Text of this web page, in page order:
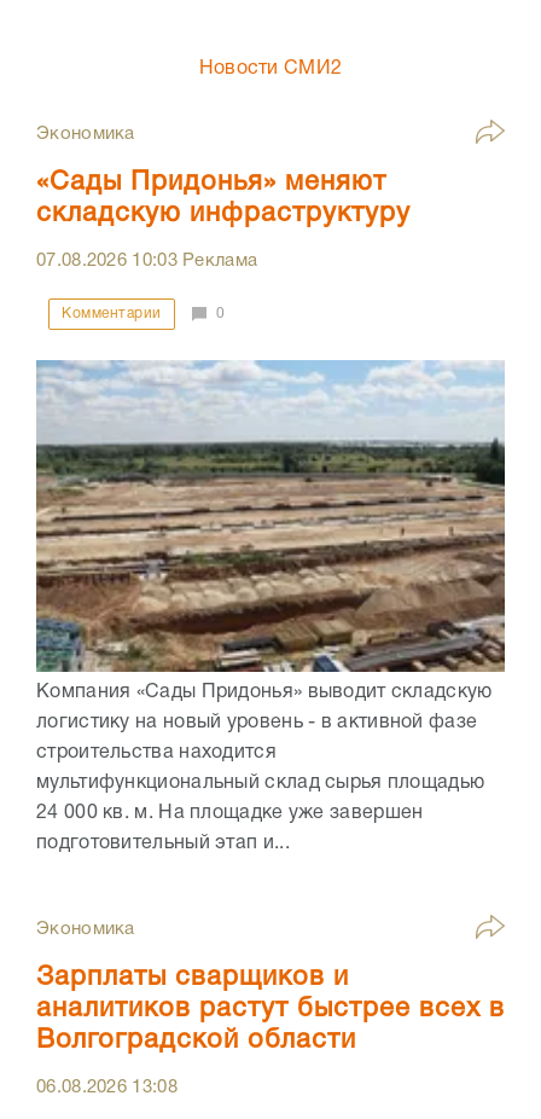
Новости СМИ2
Экономика
«Сады Придонья» меняют
складскую инфраструктуру
07.08.2026 10:03Реклама
Комментарии 0
Компания «Сады Придонья» выводит складскую
логистику на новый уровень - в активной фазе
строительства находится
мультифункциональный склад сырья площадью
24 000 кв. м. На площадке уже завершен
подготовительный этап и...
Экономика
Зарплаты сварщиков и
аналитиков растут быстрее всех в
Волгоградской области
06.08.2026 13:08